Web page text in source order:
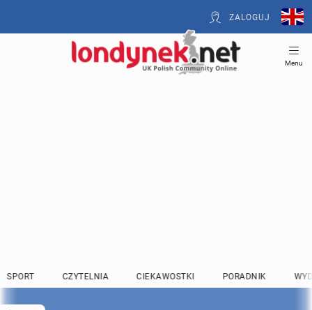
ZALOGUJ
Menu
SPORT CZYTELNIA CIEKAWOSTKI PORADNIK